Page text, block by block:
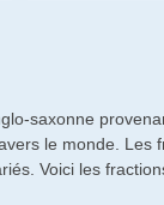
saxonne
le monde. Les
Voici les